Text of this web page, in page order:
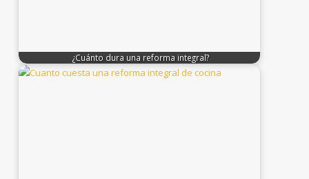
¿Cuánto dura una reforma integral?